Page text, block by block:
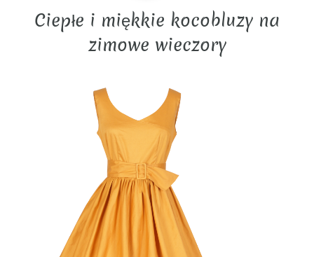
Ciepłe i miękkie kocobluzy na
zimowe wieczory